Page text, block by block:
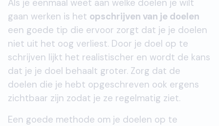
Als je eenmaal weet aan welke doelen je wilt
gaan werken is het opschrijven van je doelen
een goede tip die ervoor zorgt dat je je doelen
niet uit het oog verliest. Door je doel op te
schrijven lijkt het realistischer en wordt de kans
dat je je doel behaalt groter. Zorg dat de
doelen die je hebt opgeschreven ook ergens
zichtbaar zijn zodat je ze regelmatig ziet.
Een goede methode om je doelen op te